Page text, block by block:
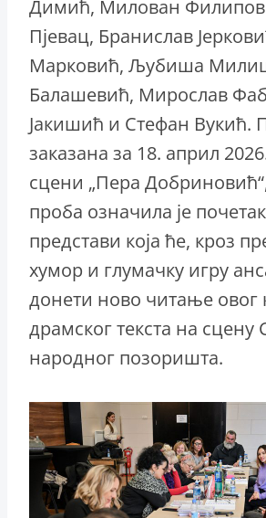
Димић, Милован
Пјевац, Бранислав
Марковић, Љубиша
Балашевић, Мирослав
Јакишић и Стефан Вукић.
заказана за 18. април
сцени „Пера
проба означила је
представи која ће, кроз
хумор и глумачку игру
донети ново читање овог
драмског текста на сцену
народног позоришта.